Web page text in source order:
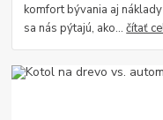
komfort bývania aj
sa nás pýtajú, ako...čítať